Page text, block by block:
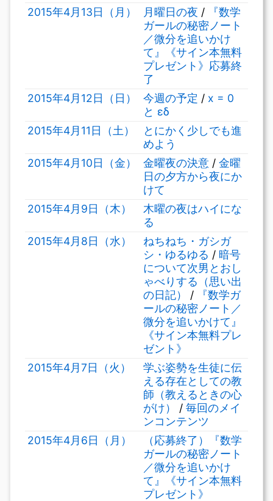
2015年4月13日（月）
月曜日の夜 /
『数学
ガールの秘密ノート
／微分を追いかけ
て』《サイン本無料
プレゼント》応募終
了
2015年4月12日（日）
今週の予定 / x = 0
と εδ
2015年4月11日（土）
とにかく少しでも進
めよう
2015年4月10日（金）
金曜夜の決意 / 金曜
日の夕方から夜にか
けて
2015年4月9日（木）
木曜の夜はハイにな
る
2015年4月8日（水）
ねちねち・ガシガ
シ・ゆるゆる / 暗号
について次男とおし
ゃべりする（思い出
の日記）
/
『数学ガ
ールの秘密ノート／
微分を追いかけて』
《サイン本無料プレ
ゼント》
2015年4月7日（火）
学ぶ姿勢を生徒に伝
える存在としての教
師（教えるときの心
がけ）
/ 毎回のメイ
ンコンテンツ
2015年4月6日（月）
（応募終了）『数学
ガールの秘密ノート
／微分を追いかけ
て』《サイン本無料
プレゼント》